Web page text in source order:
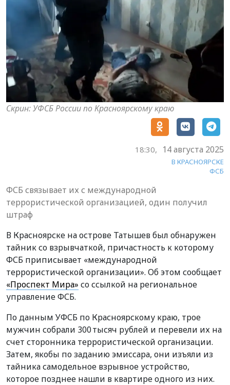
Скрин: УФСБ России по Красноярскому краю
18:30, 14 августа 2025
В КРАСНОЯРСКЕ
ФСБ
ФСБ связывает их с международной
террористической организацией, один получил
штраф
В Красноярске на острове Татышев был обнаружен
тайник со взрывчаткой, причастность к которому
ФСБ приписывает «международной
террористической организации». Об этом сообщает
«Проспект Мира» со ссылкой на региональное
управление ФСБ.
По данным УФСБ по Красноярскому краю, трое
мужчин собрали 300 тысяч рублей и перевели их на
счет сторонника террористической организации.
Затем, якобы по заданию эмиссара, они изъяли из
тайника самодельное взрывное устройство,
которое позднее нашли в квартире одного из них.